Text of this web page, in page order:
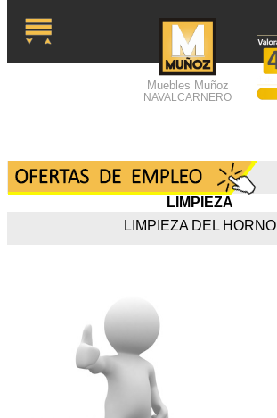
Muebles Muñoz
NAVALCARNERO
LIMPIEZA
LIMPIEZA DEL HORNO